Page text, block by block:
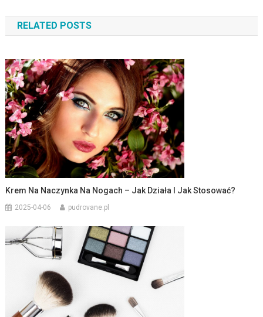
wpisu
RELATED POSTS
Krem Na Naczynka Na Nogach – Jak Działa I Jak Stosować?
2025-04-06 pudrovane.pl